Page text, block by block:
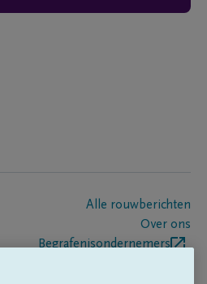
Alle rouwberichten
Over ons
Begrafenisondernemers